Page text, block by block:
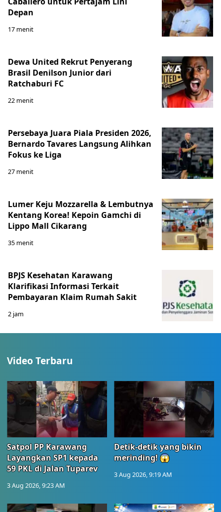
Depan
17 menit
Dewa United Rekrut Penyerang
Brasil Denilson Junior dari
Ratchaburi FC
22 menit
Persebaya Juara Piala Presiden 2026,
Bernardo Tavares Langsung Alihkan
Fokus ke Liga
27 menit
Lumer Keju Mozzarella & Lembutnya
Kentang Korea! Kepoin Gamchi di
Lippo Mall Cikarang
35 menit
BPJS Kesehatan Karawang
Klarifikasi Informasi Terkait
Pembayaran Klaim Rumah Sakit
2 jam
Video Terbaru
Satpol PP Karawang
Layangkan SP1 kepada
59 PKL di Jalan Tuparev
3 Aug 2026, 9:23 AM
Detik-detik yang bikin
merinding! 😱
3 Aug 2026, 9:19 AM